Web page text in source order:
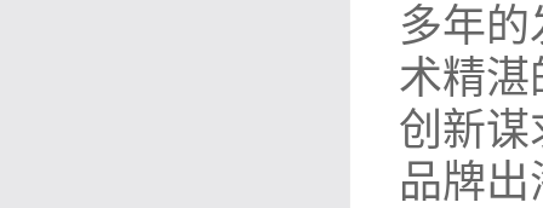
多年
术精湛
创新谋
品牌